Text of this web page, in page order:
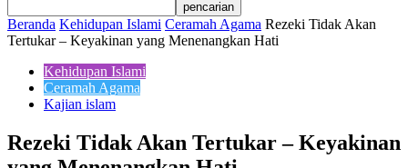
Beranda Kehidupan Islami Ceramah Agama Rezeki Tidak Akan
Tertukar – Keyakinan yang Menenangkan Hati
Kehidupan Islami
Ceramah Agama
Kajian islam
Rezeki Tidak Akan Tertukar – Keyakinan